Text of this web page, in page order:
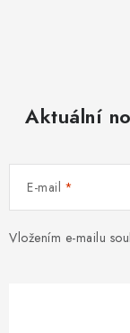
Aktuální
E-mail
Vložením e-mailu